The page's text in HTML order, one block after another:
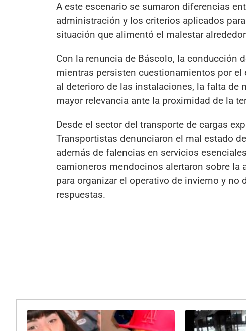
A este escenario se sumaron diferencias
administración y los criterios aplicados
situación que alimentó el malestar
Con la renuncia de Báscolo, la conducción
mientras persisten cuestionamientos por
al deterioro de las instalaciones, la falta de
mayor relevancia ante la proximidad de la
Desde el sector del transporte de cargas
Transportistas denunciaron el mal estado
además de falencias en servicios
camioneros mendocinos alertaron sobre la
para organizar el operativo de invierno y
respuestas.